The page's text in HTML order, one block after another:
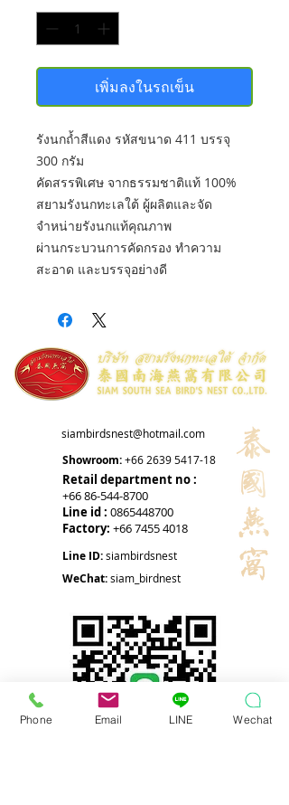
เพิ่มลงในรถเข็น
รังนกถ้ำสีแดง รหัสขนาด 411 บรรจุ
300 กรัม
คัดสรรพิเศษ จากธรรมชาติแท้ 100%
สยามรังนกทะเลใต้ ผู้ผลิตและจัด
จำหน่ายรังนกแท้คุณภาพ
ผ่านกระบวนการคัดกรอง ทำความ
สะอาด และบรรจุอย่างดี
siambirdsnest@hotmail.com
Showroom:+66 2639 5417-18
Retail department no :
+66 86-544-8700
Line id : 0865448700
Factory: +66 7455 4018
Line ID:siambirdsnest
WeChat:siam_birdnest
Phone Email LINE Wechat